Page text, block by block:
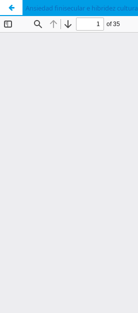
Ansiedad finisecular e hibridez